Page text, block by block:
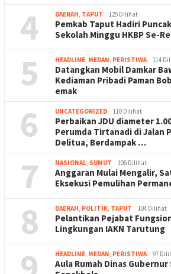
4 DAERAH, TAPUT 125 Dilihat
Pemkab Taput Hadiri
Sekolah Minggu HKBP Se-
5 HEADLINE, MEDAN, PERISTIWA 114
Datangkan Mobil Damkar
Kediaman Pribadi Paman
emak
6 UNCATEGORIZED 110 Dilihat
Perbaikan JDU diameter
Perumda Tirtanadi di Jalan
Delitua, Berdampak …
7 NASIONAL, SUMUT 106 Dilihat
Anggaran Mulai Mengalir,
Eksekusi Pemulihan
8 DAERAH, POLITIK, TAPUT 104 Dilihat
Pelantikan Pejabat
Lingkungan IAKN Tarutung
HEADLINE, MEDAN, PERISTIWA 97
Aula Rumah Dinas